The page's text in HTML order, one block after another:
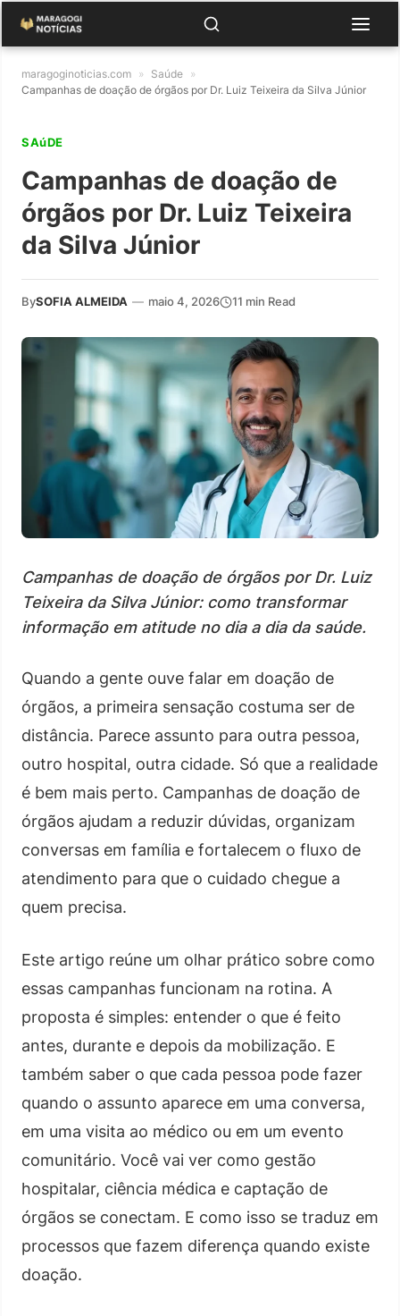
maragoginoticias.com » Saúde »
Campanhas de doação de órgãos por Dr. Luiz Teixeira da Silva Júnior
SAúDE
Campanhas de doação de
órgãos por Dr. Luiz Teixeira
da Silva Júnior
BySOFIA ALMEIDA — maio 4, 2026 11 min Read
Campanhas de doação de órgãos por Dr. Luiz
Teixeira da Silva Júnior: como transformar
informação em atitude no dia a dia da saúde.
Quando a gente ouve falar em doação de
órgãos, a primeira sensação costuma ser de
distância. Parece assunto para outra pessoa,
outro hospital, outra cidade. Só que a realidade
é bem mais perto. Campanhas de doação de
órgãos ajudam a reduzir dúvidas, organizam
conversas em família e fortalecem o fluxo de
atendimento para que o cuidado chegue a
quem precisa.
Este artigo reúne um olhar prático sobre como
essas campanhas funcionam na rotina. A
proposta é simples: entender o que é feito
antes, durante e depois da mobilização. E
também saber o que cada pessoa pode fazer
quando o assunto aparece em uma conversa,
em uma visita ao médico ou em um evento
comunitário. Você vai ver como gestão
hospitalar, ciência médica e captação de
órgãos se conectam. E como isso se traduz em
processos que fazem diferença quando existe
doação.